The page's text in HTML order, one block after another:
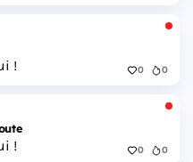
! 0 0
! 0 0